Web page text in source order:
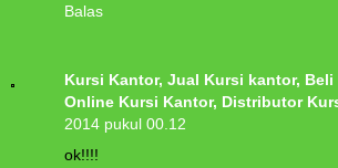
Balas
Kursi Kantor, Jual Kursi kantor,
Online Kursi Kantor, Distributor
2014 pukul 00.12
ok!!!!